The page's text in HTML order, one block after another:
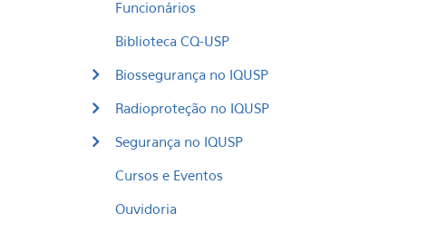
Funcionários
Biblioteca CQ-USP
Biossegurança no IQUSP
Radioproteção no IQUSP
Segurança no IQUSP
Cursos e Eventos
Ouvidoria